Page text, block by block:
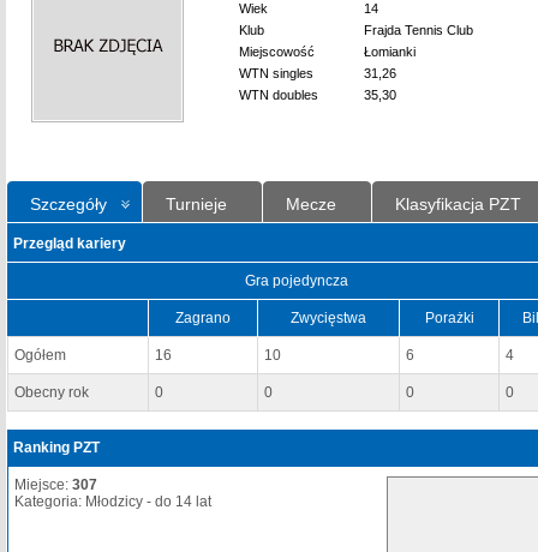
Wiek
14
Klub
Frajda Tennis Club
Miejscowość
Łomianki
WTN singles
31,26
WTN doubles
35,30
Szczegóły Turnieje Mecze Klasyfikacja PZT
Przegląd kariery
Gra pojedyncza
Zagrano Zwycięstwa Porażki
Ogółem 16 10 6 4
Obecny rok 0 0 0 0
Ranking PZT
Miejsce: 307
Kategoria: Młodzicy - do 14 lat